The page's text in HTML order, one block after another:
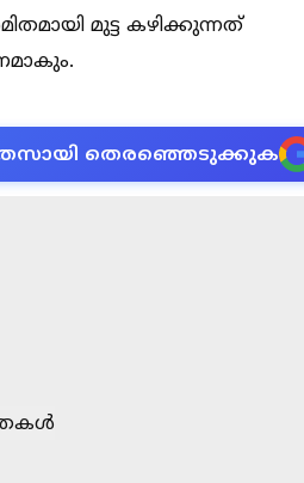
മുട്ട കഴിക്കുന്നത്
തെരഞ്ഞെടുക്കുക